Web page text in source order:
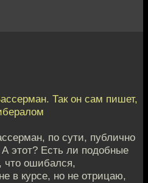
Так он сам пишет,
по сути, публично
этот? Есть ли подобные
что ошибался,
в курсе, но не отрицаю,